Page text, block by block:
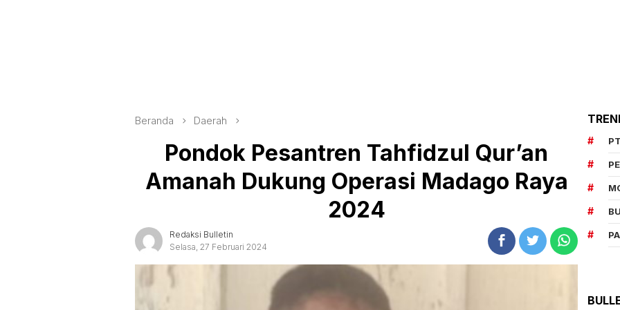
Beranda Daerah
Pondok Pesantren Tahfidzul Qur’an
Amanah Dukung Operasi Madago Raya
2024
Redaksi Bulletin
Selasa, 27 Februari 2024